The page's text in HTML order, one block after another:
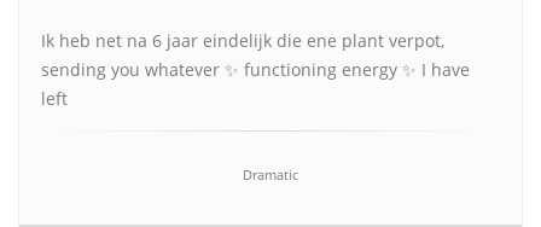
Ik heb net na 6 jaar eindelijk die ene plant verpot,
sending you whatever ✨️ functioning energy ✨️ I have
left
Dramatic